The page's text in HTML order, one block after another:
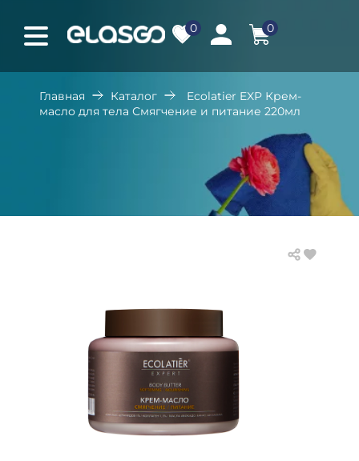
0 0
Главная Каталог
Ecolatier EXP Крем-
масло для тела Смягчение и питание 220мл